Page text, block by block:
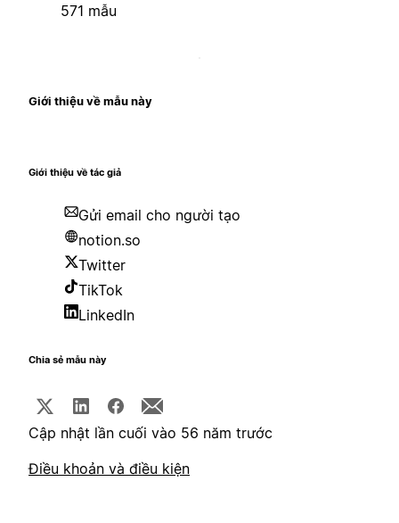
571 mẫu
Giới thiệu về mẫu này
Giới thiệu về tác giả
Gửi email cho người tạo
notion.so
Twitter
TikTok
LinkedIn
Chia sẻ mẫu này
Cập nhật lần cuối vào 56 năm trước
Điều khoản và điều kiện